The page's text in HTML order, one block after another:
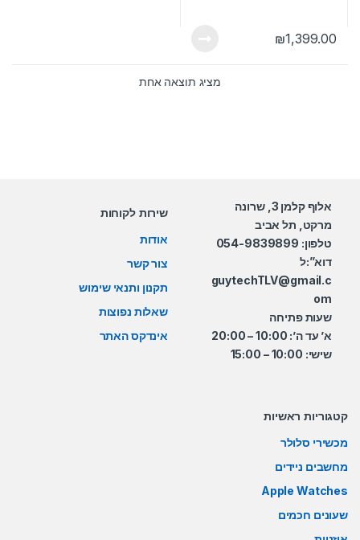
₪1,399.00
מציג תוצאה אחת
אלוף קלמן 3, שרונה
מרקט, תל אביב
טלפון: 054-9839899
דוא”:ל
guytechTLV@gmail.c
om
שעות פתיחה
א’ עד ה’: 10:00 – 20:00
שישי: 10:00 – 15:00
שירות לקוחות
אודות
צור קשר
תקנון ותנאי שימוש
שאלות נפוצות
אינדקס האתר
קטגוריות ראשיות
מכשירי סלולר
מחשבים ניידים
Apple Watches
שעונים חכמים